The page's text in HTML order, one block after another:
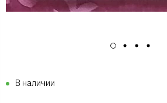
В наличии